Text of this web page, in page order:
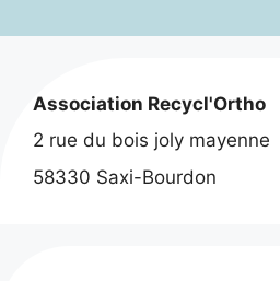
Association Recycl'Ortho
2 rue du bois joly mayenne
58330 Saxi-Bourdon